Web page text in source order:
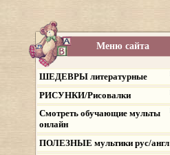
Меню сайта
ШЕДЕВРЫ литературные
РИСУНКИ/Рисовалки
Смотреть обучающие мульты
онлайн
ПОЛЕЗНЫЕ мультики рус/англ